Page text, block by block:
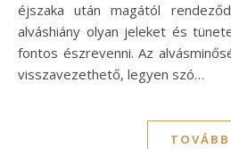
éjszaka után magától
alváshiány olyan jeleket és
fontos észrevenni. Az
visszavezethető, legyen szó…
TOVÁBB